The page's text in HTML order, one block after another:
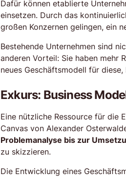
Dafür können etablierte
einsetzen. Durch das
großen Konzernen gelingen, ein
Bestehende Unternehmen sind
anderen Vorteil: Sie haben mehr
neues Geschäftsmodell für
Exkurs: Business
Eine nützliche Ressource für die
Canvas von Alexander
Problemanalyse bis zur
zu skizzieren.
Die Entwicklung eines